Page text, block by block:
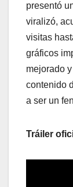
presentó
viralizó,
visitas
gráficos
mejorado
contenido
a ser un
Tráiler